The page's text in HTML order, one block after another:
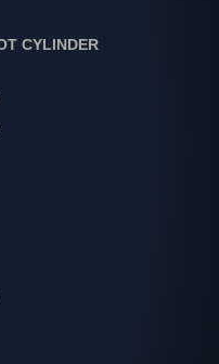
CYLINDER